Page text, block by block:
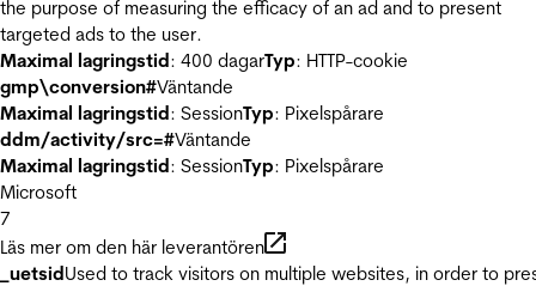
the purpose of measuring the efficacy of an ad and to present
targeted ads to the user.
Maximal lagringstid: 400 dagarTyp: HTTP-cookie
gmp\conversion#Väntande
Maximal lagringstid: SessionTyp: Pixelspårare
ddm/activity/src=#Väntande
Maximal lagringstid: SessionTyp: Pixelspårare
Microsoft
7
Läs mer om den här leverantören
_uetsidUsed to track visitors on multiple websites, in order to